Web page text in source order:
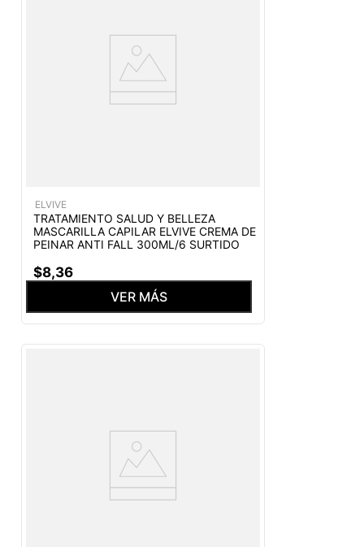
ELVIVE
TRATAMIENTO SALUD Y BELLEZA
MASCARILLA CAPILAR ELVIVE CREMA DE
PEINAR ANTI FALL 300ML/6 SURTIDO
$8,36
VER MÁS